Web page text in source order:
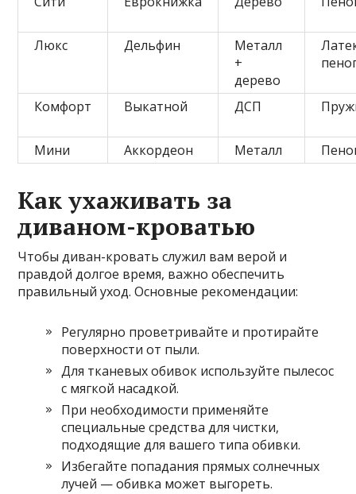
Люкс Дельфин
Металл
+
дерево
Комфорт Выкатной ДСП
Мини Аккордеон Металл
Как ухаживать за
диваном-кроватью
Чтобы диван-кровать служил вам верой и
правдой долгое время, важно обеспечить
правильный уход. Основные рекомендации:
Регулярно проветривайте и протирайте
поверхности от пыли.
Для тканевых обивок используйте пылесос
с мягкой насадкой.
При необходимости применяйте
специальные средства для чистки,
подходящие для вашего типа обивки.
Избегайте попадания прямых солнечных
лучей — обивка может выгореть.